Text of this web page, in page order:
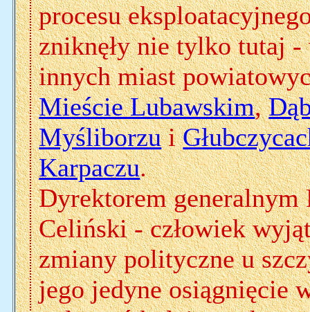
procesu
zniknęły nie tylko tutaj
innych miast
Mieście Lubawskim,
Myśliborzui
Karpaczu.
Dyrektorem generalnym
Celiński - człowiek
zmiany polityczne u
jego jedyne